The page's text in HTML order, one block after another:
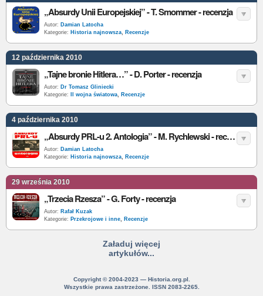
„Absurdy Unii Europejskiej” - T. Smommer - recenzja
Autor: Damian Latocha
Kategorie: Historia najnowsza, Recenzje
12 października 2010
„Tajne bronie Hitlera…” - D. Porter - recenzja
Autor: Dr Tomasz Gliniecki
Kategorie:
II wojna światowa, Recenzje
4 października 2010
„Absurdy PRL-u 2. Antologia” - M. Rychlewski - recenzja
Autor: Damian Latocha
Kategorie: Historia najnowsza, Recenzje
29 września 2010
„Trzecia Rzesza” - G. Forty - recenzja
Autor: Rafał Kuzak
Kategorie: Przekrojowe i inne, Recenzje
Załaduj więcej
artykułów...
Copyright © 2004-2023 — Historia.org.pl.
Wszystkie prawa zastrzeżone. ISSN 2083-2265.